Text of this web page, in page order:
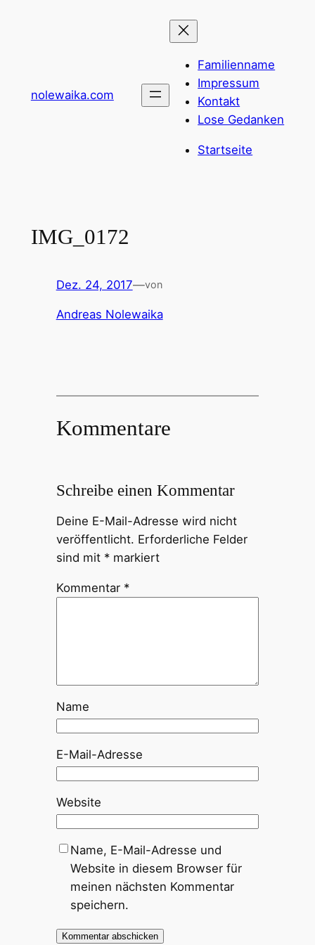
nolewaika.com
Familienname
Impressum
Kontakt
Lose Gedanken
Startseite
IMG_0172
Dez. 24, 2017—von
Andreas Nolewaika
Kommentare
Schreibe einen Kommentar
Deine E-Mail-Adresse wird nicht
veröffentlicht. Erforderliche Felder
sind mit *markiert
Kommentar *
Name
E-Mail-Adresse
Website
Name, E-Mail-Adresse und
Website in diesem Browser für
meinen nächsten Kommentar
speichern.